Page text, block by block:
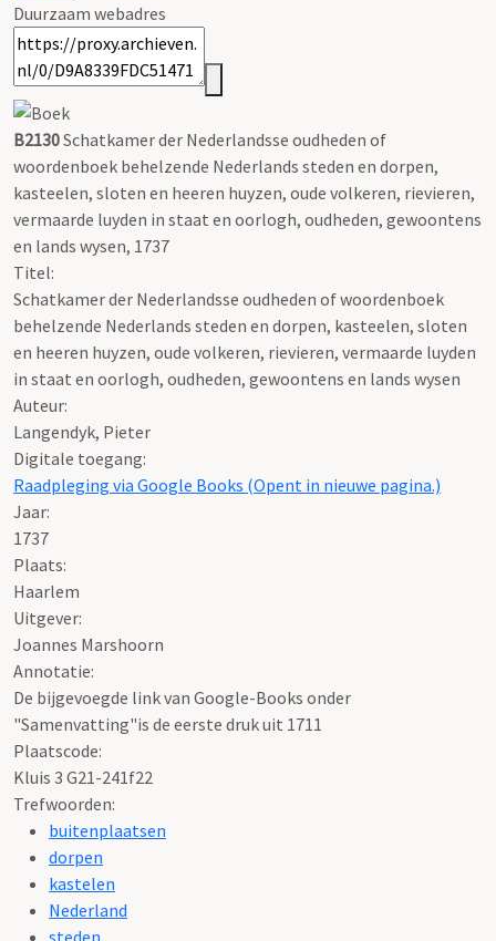
Duurzaam webadres
B2130Schatkamer der Nederlandsse oudheden of
woordenboek behelzende Nederlands steden en dorpen,
kasteelen, sloten en heeren huyzen, oude volkeren, rievieren,
vermaarde luyden in staat en oorlogh, oudheden, gewoontens
en lands wysen, 1737
Titel:
Schatkamer der Nederlandsse oudheden of woordenboek
behelzende Nederlands steden en dorpen, kasteelen, sloten
en heeren huyzen, oude volkeren, rievieren, vermaarde luyden
in staat en oorlogh, oudheden, gewoontens en lands wysen
Auteur:
Langendyk, Pieter
Digitale toegang:
Raadpleging via Google Books (Opent in nieuwe pagina.)
Jaar:
1737
Plaats:
Haarlem
Uitgever:
Joannes Marshoorn
Annotatie:
De bijgevoegde link van Google-Books onder
"Samenvatting"is de eerste druk uit 1711
Plaatscode:
Kluis 3 G21-241f22
Trefwoorden:
buitenplaatsen
dorpen
kastelen
Nederland
steden